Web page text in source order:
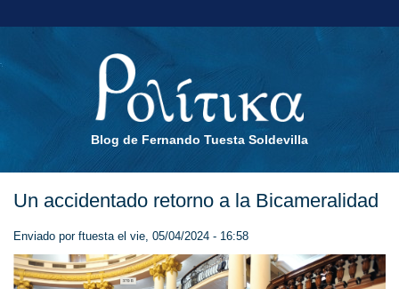
Blog de Fernando Tuesta Soldevilla
Un accidentado retorno a la Bicameralidad
Enviado por ftuestael vie, 05/04/2024 - 16:58